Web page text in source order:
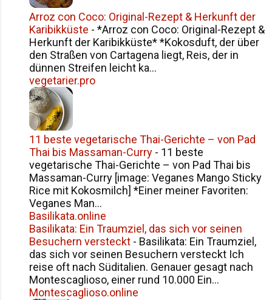
Arroz con Coco: Original-Rezept & Herkunft der
Karibikküste - *Arroz con Coco: Original-Rezept &
Herkunft der Karibikküste* *Kokosduft, der über
den Straßen von Cartagena liegt, Reis, der in
dünnen Streifen leicht ka...
vegetarier.pro
11 beste vegetarische Thai-Gerichte – von Pad
Thai bis Massaman-Curry - 11 beste
vegetarische Thai-Gerichte – von Pad Thai bis
Massaman-Curry [image: Veganes Mango Sticky
Rice mit Kokosmilch] *Einer meiner Favoriten:
Veganes Man...
Basilikata.online
Basilikata: Ein Traumziel, das sich vor seinen
Besuchern versteckt - Basilikata: Ein Traumziel,
das sich vor seinen Besuchern versteckt Ich
reise oft nach Süditalien. Genauer gesagt nach
Montescaglioso, einer rund 10.000 Ein...
Montescaglioso.online